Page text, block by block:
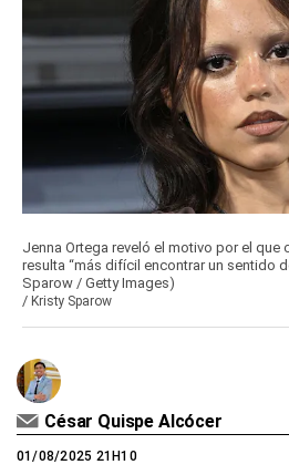
Jenna Ortega reveló el motivo por el que
resulta “más difícil encontrar un sentido
Sparow / Getty Images)
/ Kristy Sparow
César Quispe Alcócer
01/08/2025 21H10